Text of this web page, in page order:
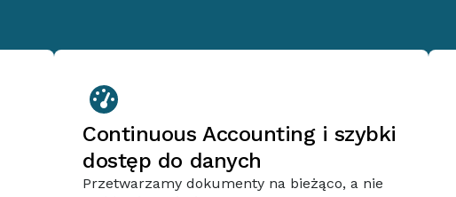
Continuous Accounting i szybki
dostęp do danych
Przetwarzamy dokumenty na bieżąco, a nie